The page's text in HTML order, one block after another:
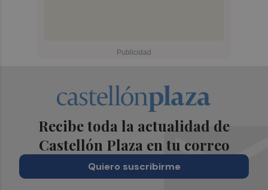
Recibe toda la actualidad de
Castellón Plaza en tu correo
Quiero suscribirme